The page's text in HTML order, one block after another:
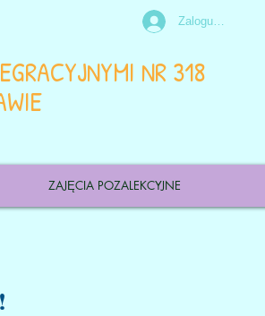
NR 318
Zaloguj się
ZAJĘCIA POZALEKCYJNE